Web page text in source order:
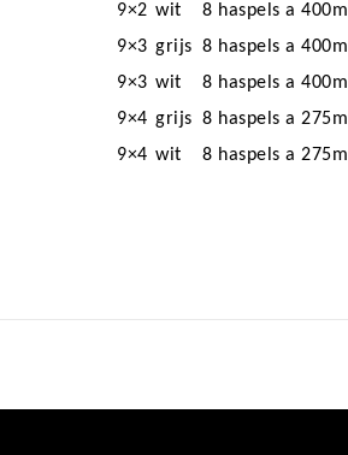
9×2 wit
8 haspels a 400m
9×3 grijs 8 haspels a 400m
9×3 wit
8 haspels a 400m
9×4 grijs 8 haspels a 275m
9×4 wit 8 haspels a 275m